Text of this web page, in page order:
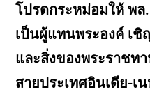
โปรดกระหม่อมให้ พ
เป็นผู้แทนพระองค์ เชิ
และสิ่งของพระราชท
สายประเทศอินเดีย-เ